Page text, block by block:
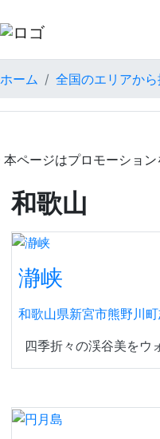
ホーム 全国のエリアから
本ページはプロモーション
和歌山
瀞峡
和歌山県新宮市熊野川町
四季折々の渓谷美をウ